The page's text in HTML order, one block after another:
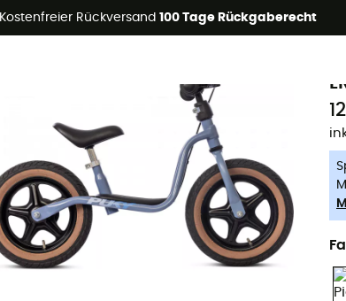
Kostenfreier Rückversand 100 Tage Rückgaberecht
-5% Extra - Code Summer5